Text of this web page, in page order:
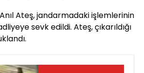
Ateş, jandarmadaki işlemlerinin
sevk edildi. Ateş, çıkarıldığı